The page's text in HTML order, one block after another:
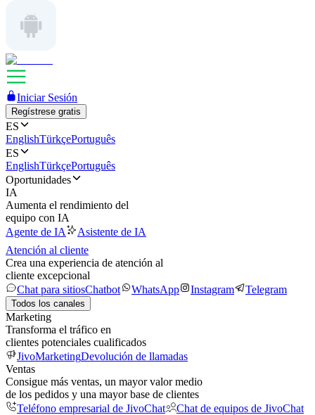
Iniciar Sesión
Regístrese gratis
ES
EnglishTürkçePortuguês
ES
EnglishTürkçePortuguês
Oportunidades
IA
Aumenta el rendimiento del
equipo con IA
Agente de IA
Asistente de IA
Atención al cliente
Crea una experiencia de atención al
cliente excepcional
Chat para sitiosChatbot WhatsApp Instagram Telegram
Todos los canales
Marketing
Transforma el tráfico en
clientes potenciales cualificados
JivoMarketingDevolución de llamadas
Ventas
Consigue más ventas, un mayor valor medio
de los pedidos y una mayor base de clientes
Teléfono empresarial de JivoChat
Chat de equipos de JivoChat